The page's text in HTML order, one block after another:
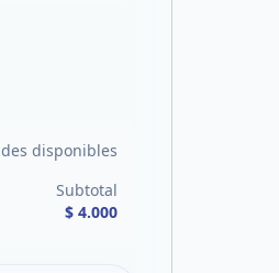
disponibles
Subtotal
$ 4.000